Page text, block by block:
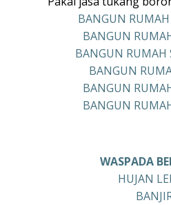
BANGUN
BANGUN
BANGUN RUMAH
BANGUN
BANGUN
BANGUN
WASPADA
HUJAN